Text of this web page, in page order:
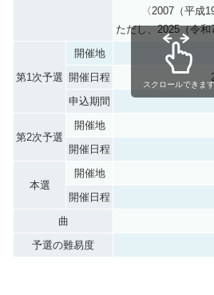
〈2007（平成
ただし、2025（令
第1次予選
開催地
開催日程
申込期間
第2次予選
開催地
開催日程
本選
開催地
開催日程
曲
予選の難易度
スクロールできます